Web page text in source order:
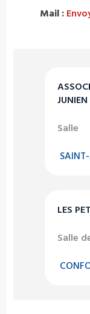
Salle
LES
Salle
Mail :